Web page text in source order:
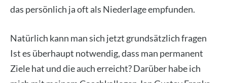
das per­sön­lich ja oft als Nie­der­la­ge emp­fun­den.
Natür­lich kann man sich jetzt grund­sätz­lich fra­gen
Ist es über­haupt not­wen­dig, dass man per­ma­nent
Zie­le hat und die auch erreicht? Dar­über habe ich